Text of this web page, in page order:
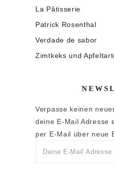
La Pâtisserie
Patrick Rosenthal
Verdade de sabor
Zimtkeks und
Verpasse keinen
deine E-Mail Adresse
per E-Mail über neue